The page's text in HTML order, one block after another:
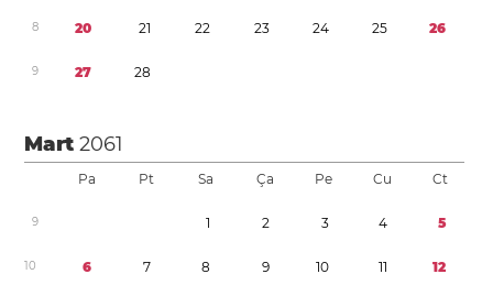
8 20 21 22 23 24 25 26
9 27 28
Mart2061
Pa Pt Sa Ça Pe Cu Ct
9 1 2 3 4 5
10 6 7 8 9 10 11 12